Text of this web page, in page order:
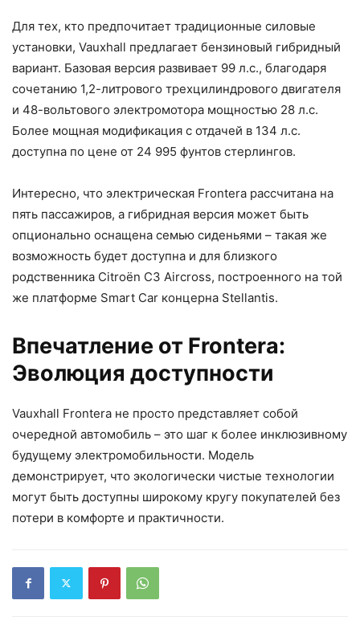
Для тех, кто предпочитает традиционные силовые
установки, Vauxhall предлагает бензиновый гибридный
вариант. Базовая версия развивает 99 л.с., благодаря
сочетанию 1,2-литрового трехцилиндрового двигателя
и 48-вольтового электромотора мощностью 28 л.с.
Более мощная модификация с отдачей в 134 л.с.
доступна по цене от 24 995 фунтов стерлингов.
Интересно, что электрическая Frontera рассчитана на
пять пассажиров, а гибридная версия может быть
опционально оснащена семью сиденьями – такая же
возможность будет доступна и для близкого
родственника Citroën C3 Aircross, построенного на той
же платформе Smart Car концерна Stellantis.
Впечатление от Frontera:
Эволюция доступности
Vauxhall Frontera не просто представляет собой
очередной автомобиль – это шаг к более инклюзивному
будущему электромобильности. Модель
демонстрирует, что экологически чистые технологии
могут быть доступны широкому кругу покупателей без
потери в комфорте и практичности.